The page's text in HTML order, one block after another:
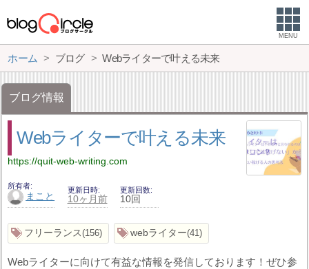
MENU
ホーム ブログ Webライターで叶える未来
ブログ情報
Webライターで叶える未来
https://quit-web-writing.com
所有者
まこと
更新日時
10ヶ月前
更新回数
10回
フリーランス 156 webライター 41
Webライターに向けて有益な情報を発信しております！ぜひ参